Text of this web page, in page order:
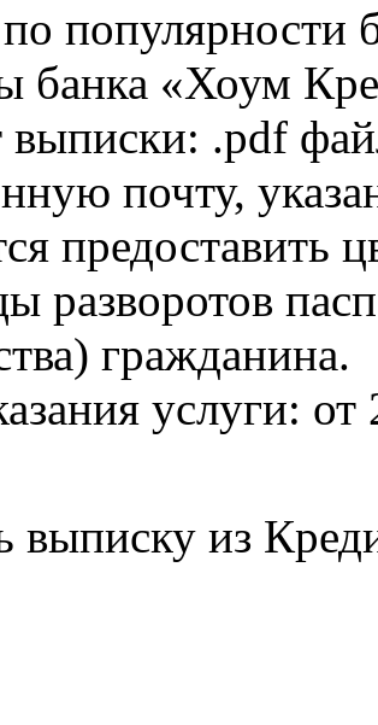
популярности
банка «Хоум
.pdf
почту,
предоставить
разворотов
гражданина.
услуги: от
выписку из